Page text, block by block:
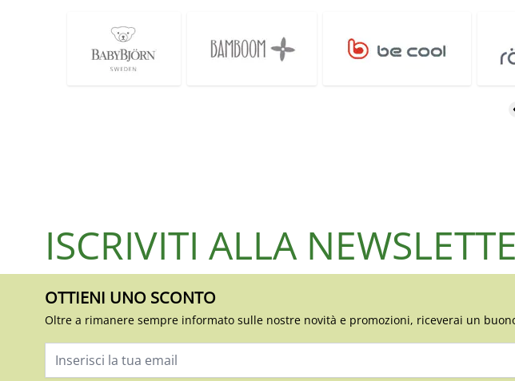
ISCRIVITI ALLA
OTTIENI UNO SCONTO
Oltre a rimanere sempre informato sulle nostre novità e promozioni, riceverai un
Indirizzo email